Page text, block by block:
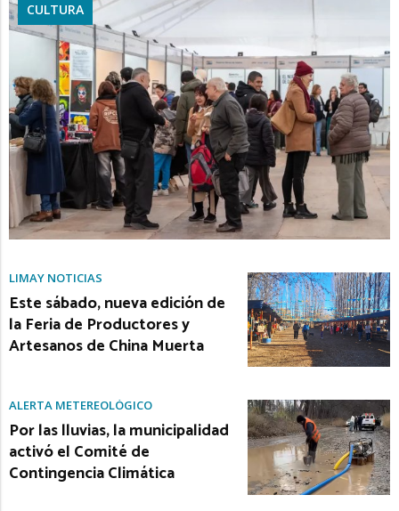
CULTURA
LIMAY NOTICIAS
Este sábado, nueva edición de
la Feria de Productores y
Artesanos de China Muerta
ALERTA METEREOLÓGICO
Por las lluvias, la municipalidad
activó el Comité de
Contingencia Climática